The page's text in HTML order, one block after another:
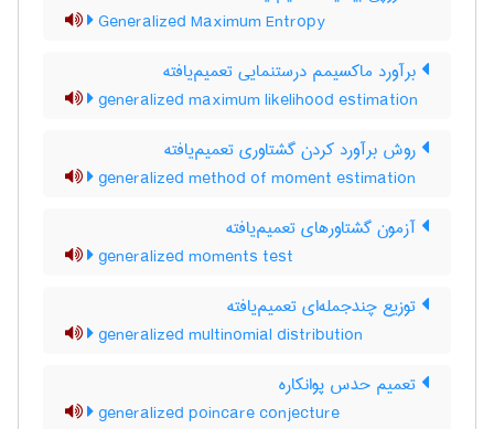
Generalized Maximum Entropy
برآورد ماکسیمم درستنمایی تعمیم‌یافته
generalized maximum likelihood estimation
روش برآورد کردن گشتاوری تعمیم‌یافته
generalized method of moment estimation
آزمون گشتاورهای تعمیم‌یافته
generalized moments test
توزیع چندجمله‌ای تعمیم‌یافته
generalized multinomial distribution
تعمیم حدس پوانکاره
generalized poincare conjecture